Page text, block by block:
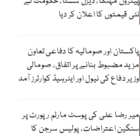
نئی قیمتوں کا اعلان کر دیا
پاکستان اور صومالیہ کا دفاعی تعاون
مزید مضبوط بنانے پر اتفاق، صومالی
وزیر دفاع کی نیول اور ایئرہیڈ کوارٹرز آمد
میر رضا علی کی پوسٹ مارٹم رپورٹ پر
سنگین اعتراضات، پولیس سرجن کا